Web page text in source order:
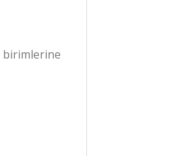
birimlerine